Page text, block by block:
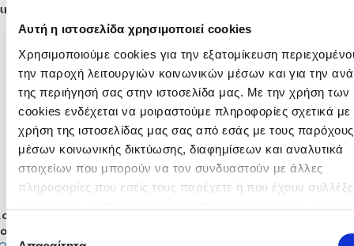
Αυτή η ιστοσελίδα χρησιμοποιεί cookies
Χρησιμοποιούμε cookies για την εξατομίκευση
την παροχή λειτουργιών κοινωνικών μέσων και για την
της περιήγησή σας στην ιστοσελίδα μας. Με την χρήση των
cookies ενδέχεται να μοιραστούμε πληροφορίες σχετικά με
χρήση της ιστοσελίδας μας σας από εσάς με τους παρόχους
μέσων κοινωνικής δικτύωσης, διαφημίσεων και αναλυτικά
στοιχείων που μπορούν να τον συνδυαστούν με άλλες
πληροφορίες που εσείς τους παρέχετε ή που έχουν
Επιλογή
Ενδεκάδες
ΣΙΜΩΝΗ ΑΝΔΡΕΟΥ
ΑΝΤΡΕΑ ΣΙΛΟΥ
ΜΑΡΙΝΑ ΧΡΙΣΤΟΦΟΡΟΥ
ΕΛΕΝΗ ΧΡΙΣΤΟΦΟΡΟΥ
ΜΑΡΓΑΡΙΤΑ ΛΟΥΤΣΙΟΥ
ΧΡΥΣΗΛΙΑ ΑΓΓΕΛΗ
ΜΑΡΙΛΙΑ ΑΝΔΡΕΟΥ
ΑΝΝΑ ΖΑΡΤΗΛΑ
ΜΑΡΙΑ ΠΕΤΣΑ ΕΛΕΝΗ
ΜΑΡΙΑΜ ΣΥΜΕΟΥ
ΜΙΛΕΝΑ ΠΕΠΠΟΥ
BOTROS MARRY
ΝΙΚΟΛΑ ΤΑΠΑΚΚΟΥ ΖΩΗ
ΕΛΕΟΝΩΡΑ ΚΩΝΣΤΑΝΤΙΝΟΥ
ΑΝΤΡΙΑΝΑ ΧΡΙΣΤΟΦΗ
ΒΑΣΙΛΙΚΗ ΠΡΟΞΕΝΟΥ
ΛΑΖΑΡΙΑ ΤΑΜΠΟΥΡΑ
ΜΕΛΙΝΑ ΒΑΛΙΑΝΤΗ
ΘΕΟΦΑΝΩ ΛΙΜΑΝΤΖΑΚΗ
GRACE DEBNAM HEIDI
ΑΝΔΡΙΑΝΑ ΣΤΥΛΙΑΝΟΥ